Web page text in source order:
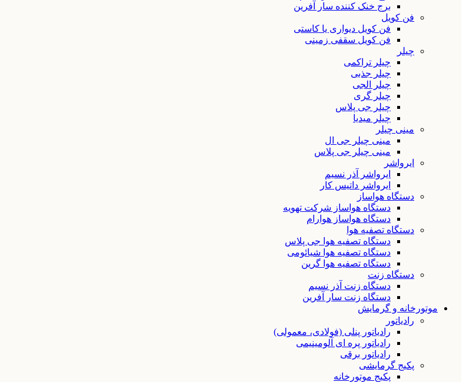
برج خنک کننده سار آفرین
فن کویل
فن کویل دیواری یا کاستی
فن کویل سقفی زمینی
چیلر
چیلر تراکمی
چیلر جذبی
چیلر الجی
چیلر گری
چیلر جی پلاس
چیلر میدیا
مینی چیلر
مینی چیلر جی ال
مینی چیلر جی پلاس
ایرواشر
ایرواشر آذر نسیم
ایرواشر داتیس کار
دستگاه هواساز
دستگاه هواساز شرکت تهویه
دستگاه هواساز هوارام
دستگاه تصفیه هوا
دستگاه تصفیه هوا جی پلاس
دستگاه تصفیه هوا شیائومی
دستگاه تصفیه هوا گرین
دستگاه زنت
دستگاه زنت آذر نسیم
دستگاه زنت سار آفرین
موتورخانه و گرمایش
رادیاتور
رادیاتور پنلی (فولادی، معمولی)
رادیاتور پره ای آلومینیمی
رادیاتور برقی
پکیج گرمایشی
پکیج موتورخانه